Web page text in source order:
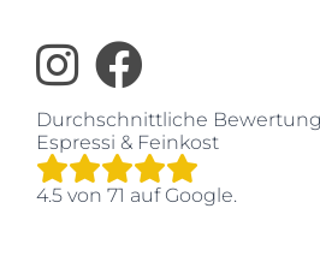
Durchschnittliche
Espressi & Feinkost
4.5 von 71 auf Google.